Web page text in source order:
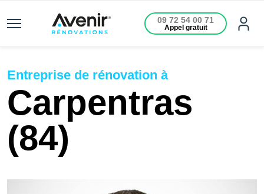
09 72 54 00 71
Appel gratuit
Entreprise de rénovation à
Carpentras
(84)